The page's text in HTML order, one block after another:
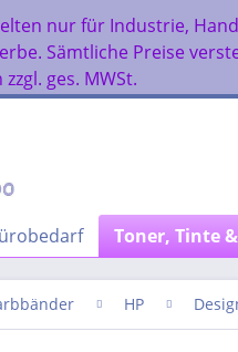
nur für Industrie,
Sämtliche Preise
zzgl. ges. MWSt.
Toner, Tinte
HP